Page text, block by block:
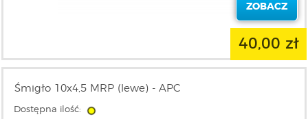
ZOBACZ
40,00 zł
Śmigło 10x4,5 MRP (lewe) - APC
Dostępna ilość: